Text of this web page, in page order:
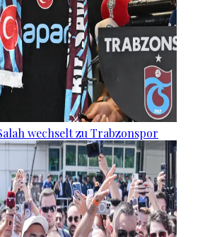
wechselt zu Trabzonspor